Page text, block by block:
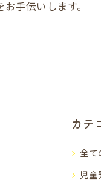
手伝いします。
カテ
全て
児童